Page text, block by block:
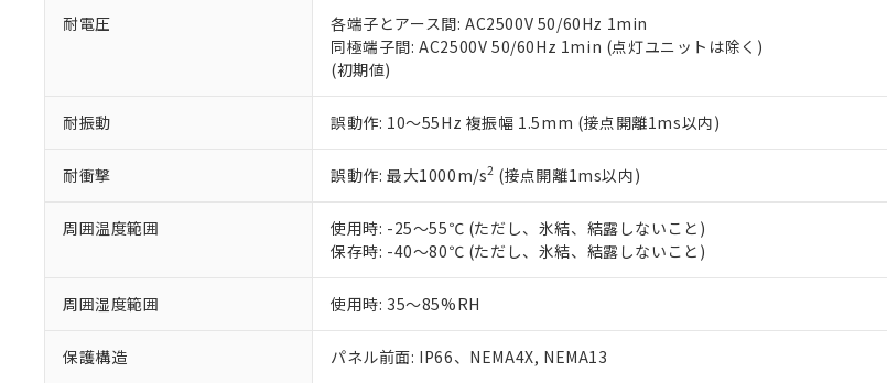
耐電圧
各端子とアース間: AC2500V 50/60Hz 1min
同極端子間: AC2500V 50/60Hz 1min (点灯ユニットは除く)
(初期値)
耐振動 誤動作: 10～55Hz 複振幅 1.5mm (接点開離1ms以内)
耐衝撃 誤動作: 最大1000m/s2 (接点開離1ms以内)
周囲温度範囲
使用時: -25～55℃ (ただし、氷結、結露しないこと)
保存時: -40～80℃ (ただし、氷結、結露しないこと)
周囲湿度範囲 使用時: 35～85%RH
保護構造 パネル前面: IP66、NEMA4X, NEMA13
EU RoHS指令（10物質）の非含有証明書
51物質の非含有証明書（当社基準）
※本証明書は発行日時点で非含有を証明するもので、過去に遡って非含有
また、RoHS指令のフタル酸エステル類４物質の対応では、対応完了ま
既に当社にて対応品への在庫切替を完了していることから、特段のこと
り割愛しております。